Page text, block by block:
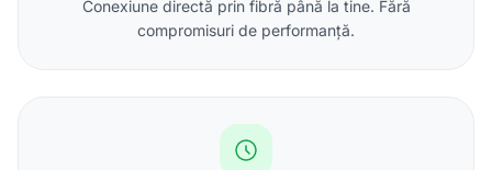
Conexiune directă prin fibră până la tine. Fără
compromisuri de performanță.